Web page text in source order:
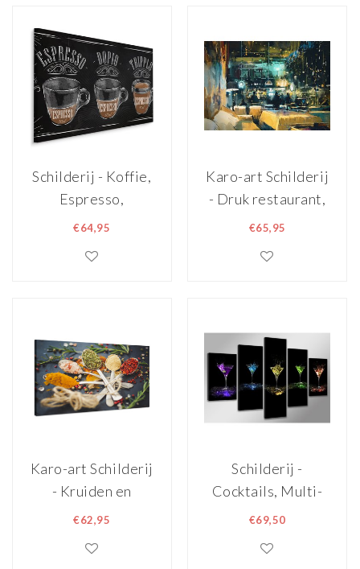
Schilderij - Koffie,
Espresso,
Reclame, Premium
€64,95
Karo-art Schilderij
- Druk restaurant,
Multikleur , 2
canvas
€65,95
Karo-art Schilderij
- Kruiden en
Specerijen op
Print,
€62,95
Schilderij -
Cocktails, Multi-
gekleurd,
€69,50